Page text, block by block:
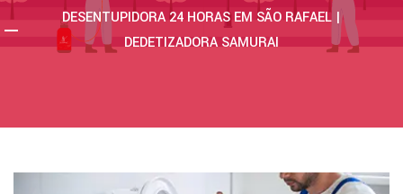
DESENTUPIDORA 24 HORAS EM SÃO RAFAEL |
DEDETIZADORA SAMURAI